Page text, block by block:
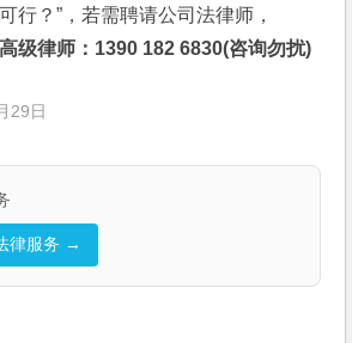
行？”，若需聘请公司法律师，
级律师：1390 182 6830(咨询勿扰)
29日
律服务 →